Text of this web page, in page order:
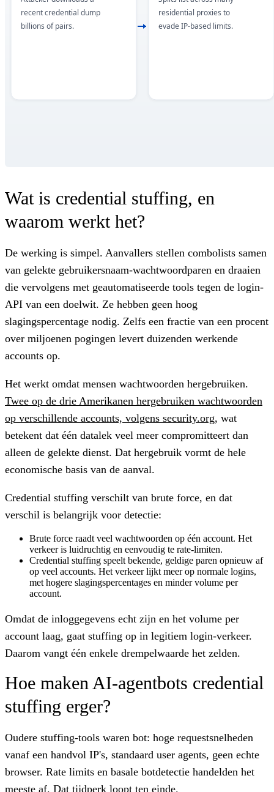
Wat is credential stuffing, en
waarom werkt het?
De werking is simpel. Aanvallers stellen combolists samen
van gelekte gebruikersnaam-wachtwoordparen en draaien
die vervolgens met geautomatiseerde tools tegen de login-
API van een doelwit. Ze hebben geen hoog
slagingspercentage nodig. Zelfs een fractie van een procent
over miljoenen pogingen levert duizenden werkende
accounts op.
Het werkt omdat mensen wachtwoorden hergebruiken.
Twee op de drie Amerikanen hergebruiken wachtwoorden
op verschillende accounts, volgens security.org, wat
betekent dat één datalek veel meer compromitteert dan
alleen de gelekte dienst. Dat hergebruik vormt de hele
economische basis van de aanval.
Credential stuffing verschilt van brute force, en dat
verschil is belangrijk voor detectie:
Brute force raadt veel wachtwoorden op één account. Het
verkeer is luidruchtig en eenvoudig te rate-limiten.
Credential stuffing speelt bekende, geldige paren opnieuw af
op veel accounts. Het verkeer lijkt meer op normale logins,
met hogere slagingspercentages en minder volume per
account.
Omdat de inloggegevens echt zijn en het volume per
account laag, gaat stuffing op in legitiem login-verkeer.
Daarom vangt één enkele drempelwaarde het zelden.
Hoe maken AI-agentbots credential
stuffing erger?
Oudere stuffing-tools waren bot: hoge requestsnelheden
vanaf een handvol IP's, standaard user agents, geen echte
browser. Rate limits en basale botdetectie handelden het
meeste af. Dat tijdperk loopt ten einde.